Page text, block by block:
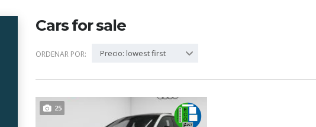
Cars for sale
ORDENAR POR: Precio: lowest first
25